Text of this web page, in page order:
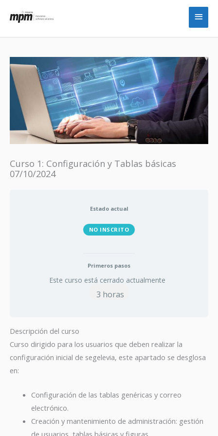
Curso 1: Configuración y Tablas básicas
07/10/2024
Estado actual
NO INSCRITO
Primeros pasos
Este curso está cerrado actualmente
3 horas
Descripción del curso
Curso dirigido para los usuarios que deben realizar la
configuración inicial de segelevia, este apartado se desglosa
en:
Configuración de las tablas genéricas y correo
electrónico.
Creación y mantenimiento de administración: gestión